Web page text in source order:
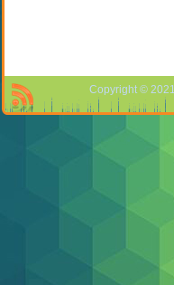
Copyright © 2021